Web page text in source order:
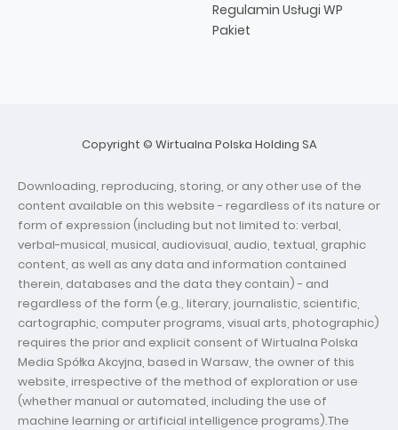
Regulamin Usługi WP
Pakiet
Copyright © Wirtualna Polska Holding SA
Downloading, reproducing, storing, or any other use of the
content available on this website - regardless of its nature or
form of expression (including but not limited to: verbal,
verbal-musical, musical, audiovisual, audio, textual, graphic
content, as well as any data and information contained
therein, databases and the data they contain) - and
regardless of the form (e.g., literary, journalistic, scientific,
cartographic, computer programs, visual arts, photographic)
requires the prior and explicit consent of Wirtualna Polska
Media Spółka Akcyjna, based in Warsaw, the owner of this
website, irrespective of the method of exploration or use
(whether manual or automated, including the use of
machine learning or artificial intelligence programs).The